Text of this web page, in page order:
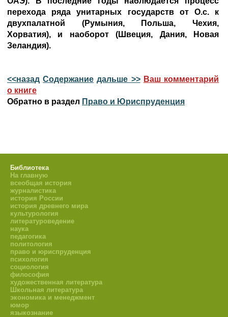
перехода ряда унитарных государств от О.с. к
двухпалатной (Румыния, Польша, Чехия,
Хорватия), и наоборот (Швеция, Дания, Новая
Зеландия).
<<назад Содержание дальше >> Ваш комментарий
о книге
Обратно в раздел Право и Юриспруденция
Библиотека
На главную
всеобщая история
журналистика
история России
история древнего мира
культурология
литературоведение
наука
педагогика
политология
право и юриспруденция
психология
социология
философия
художественная литература
Школьная литература
экономика и менеджмент
юмор
языкознание